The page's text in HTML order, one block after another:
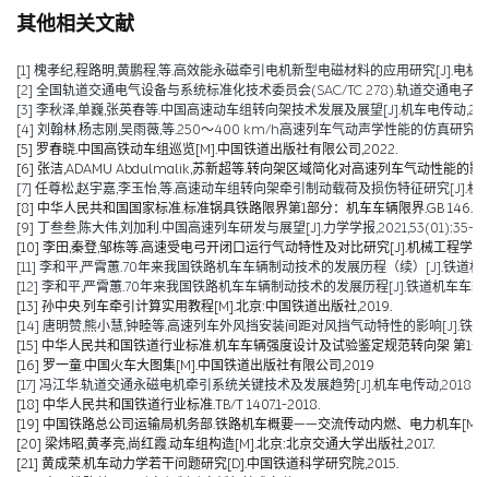
其他相关文献
[1] 槐孝纪,程路明,黄鹏程,等.高效能永磁牵引电机新型电磁材料的应用研究[J].电
[2] 全国轨道交通电气设备与系统标准化技术委员会(SAC/TC 278).轨道交通电
[3] 李秋泽,单巍,张英春等.中国高速动车组转向架技术发展及展望[J].机车电传动
[4] 刘翰林,杨志刚,吴雨薇,等.250～400 km/h高速列车气动声学性能的仿真研究
[5] 罗春晓.中国高铁动车组巡览[M].中国铁道出版社有限公司,2022.
[6] 张洁,ADAMU Abdulmalik,苏新超等.转向架区域简化对高速列车气动性能的
[7] 任尊松,赵宇嘉,李玉怡,等.高速动车组转向架牵引制动载荷及损伤特征研究[J].机
[8] 中华人民共和国国家标准.标准锅具铁路限界第1部分：机车车辆限界.GB
[9] 丁叁叁,陈大伟,刘加利.中国高速列车研发与展望[J].力学学报,2021,53(01):35-
[10] 李田,秦登,邹栋等.高速受电弓开闭口运行气动特性及对比研究[J].机械工程学
[11] 李和平,严霄蕙.70年来我国铁路机车车辆制动技术的发展历程（续）[J].铁道
[12] 李和平,严霄蕙.70年来我国铁路机车车辆制动技术的发展历程[J].铁道机车车
[13] 孙中央.列车牵引计算实用教程[M].北京:中国铁道出版社,2019.
[14] 唐明赞,熊小慧,钟睦等.高速列车外风挡安装间距对风挡气动特性的影响[J].铁
[15] 中华人民共和国铁道行业标准.机车车辆强度设计及试验鉴定规范转向架 第1
[16] 罗一童.中国火车大图集[M].中国铁道出版社有限公司,2019
[17] 冯江华.轨道交通永磁电机牵引系统关键技术及发展趋势[J].机车电传动
[18] 中华人民共和国铁道行业标准.TB/T 1407.1-2018.
[19] 中国铁路总公司运输局机务部.铁路机车概要——交流传动内燃、电力机车[M].
[20] 梁炜昭,黄孝亮,尚红霞.动车组构造[M].北京:北京交通大学出版社,2017.
[21] 黄成荣.机车动力学若干问题研究[D].中国铁道科学研究院,2015.